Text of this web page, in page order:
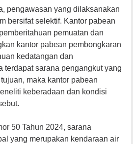
pengawasan yang dilaksanakan
bersifat selektif. Kantor pabean
pemuatan dan
kantor pabean pembongkaran
kedatangan dan
terdapat sarana pengangkut yang
maka kantor pabean
keberadaan dan kondisi
50 Tahun 2024, sarana
yang merupakan kendaraan air